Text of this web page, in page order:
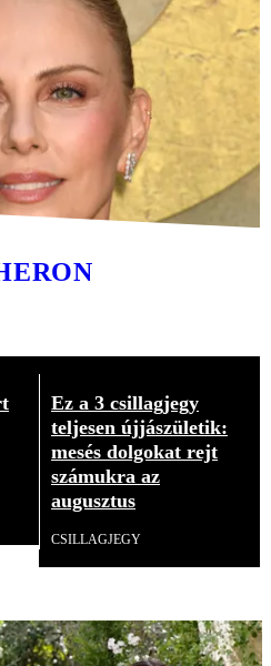
Ez a 3 csillagjegy
teljesen újjászületik:
mesés dolgokat rejt
számukra az
augusztus
CSILLAGJEGY